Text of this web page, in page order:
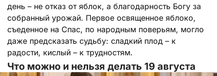
день – не отказ от яблок, а благодарность Богу за
собранный урожай. Первое освященное яблоко,
съеденное на Спас, по народным поверьям, могло
даже предсказать судьбу: сладкий плод – к
радости, кислый – к трудностям.
Что можно и нельзя делать 19 августа